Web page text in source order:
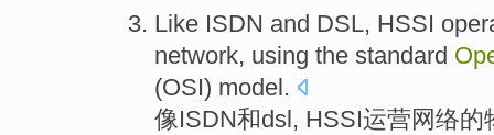
Like ISDN and DSL, HSSI
network, using the standard
(OSI) model.
像ISDN和dsl, HSSI运营网络的